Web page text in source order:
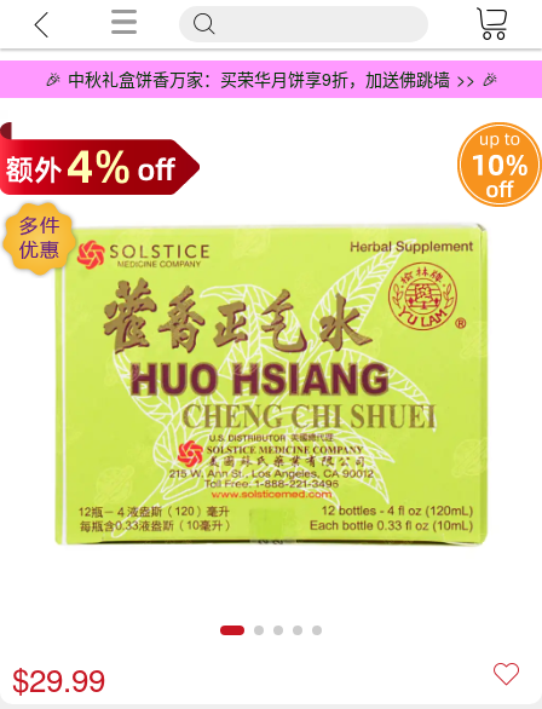
🎉 中秋礼盒饼香万家：买荣华月饼享9折，加送佛跳墙 >> 🎉
$29.99